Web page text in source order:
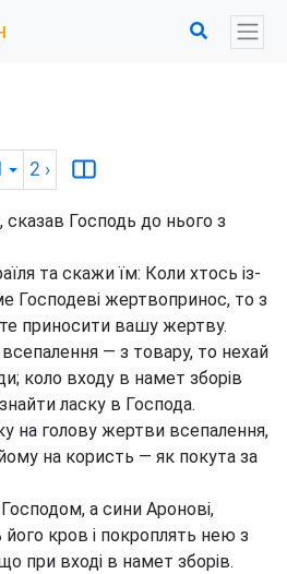
2 ›
Господь до нього з
та скажи їм: Коли хтось із-
Господеві жертвопринос, то з
приносити вашу жертву.
— з товару, то нехай
коло входу в намет зборів
ласку в Господа.
на голову жертви всепалення,
на користь — як покута за
а сини Аронові,
кров і покроплять нею з
при вході в намет зборів.